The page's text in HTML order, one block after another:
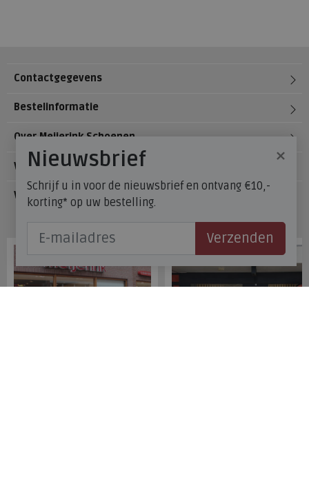
Contactgegevens
Bestelinformatie
Over Meijerink Schoenen
Voetzorg
Veelgestelde vragen
Onze winkels
×
Nieuwsbrief
Schrijf u in voor de nieuwsbrief en ontvang €10,-
korting* op uw bestelling.
Verzenden